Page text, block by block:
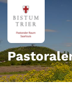
Zum Inhalt